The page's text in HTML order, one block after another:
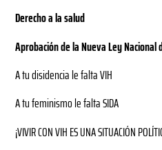
Derecho a la salud
Aprobación de la Nueva Ley
A tu disidencia le falta VIH
A tu feminismo le falta SIDA
¡VIVIR CON VIH ES UNA SITUACIÓN